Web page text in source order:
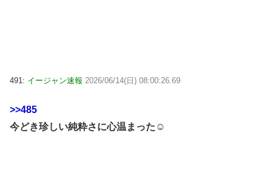
491: イージャン速報 2026/06/14(日) 08:00:26.69
>>485
今どき珍しい純粋さに心温まった☺